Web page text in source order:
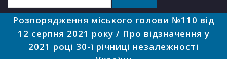
Розпорядження міського голови №110 від
12 серпня 2021 року / Про відзначення у
2021 році 30-ї річниці незалежності